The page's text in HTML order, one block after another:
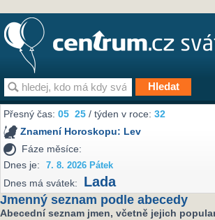
Přesný čas:05 25 / týden v roce:32
Znamení Horoskopu: Lev
Fáze měsíce:
Dnes je:
7. 8. 2026 Pátek
Dnes má svátek: Lada
Jmenný seznam podle abecedy
Abecední seznam jmen, včetně jejich